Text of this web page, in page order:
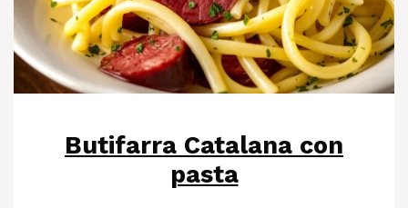
Butifarra Catalana con
pasta